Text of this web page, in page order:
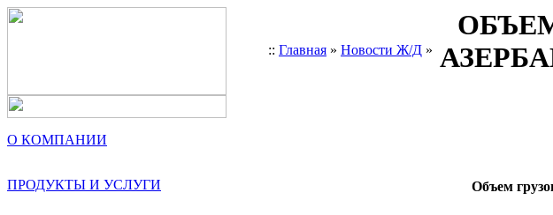
:: Главная » Новости Ж/Д »
О КОМПАНИИ
ПРОДУКТЫ И УСЛУГИ Объем